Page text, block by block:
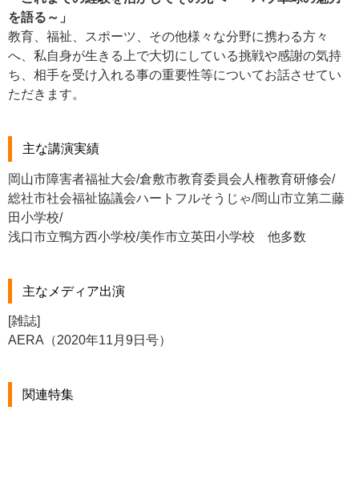
を語る～」
教育、福祉、スポーツ、その他様々な分野に携わる方々
へ、私自身が生きる上で大切にしている挑戦や感謝の気持
ち、相手を受け入れる事の重要性等についてお話させてい
ただきます。
主な講演実績
岡山市障害者福祉大会/倉敷市教育委員会人権教育研修会/
総社市社会福祉協議会ハートフルそうじゃ/岡山市立第二藤
田小学校/
浅口市立鴨方西小学校/美作市立英田小学校 他多数
主なメディア出演
[雑誌]
AERA（2020年11月9日号）
関連特集